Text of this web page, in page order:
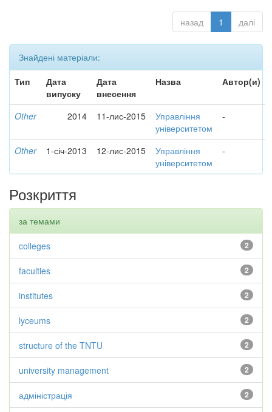
назад 1 далі
Знайдені матеріали:
Тип
Дата
випуску
Дата
внесення
Назва Автор(и)
Other 2014 11-лис-2015
Управління
університетом
-
Other 1-січ-2013 12-лис-2015
Управління
університетом
-
Розкриття
за темами
2
colleges
2
faculties
2
institutes
2
lyceums
2
structure of the TNTU
2
university management
2
адміністрація